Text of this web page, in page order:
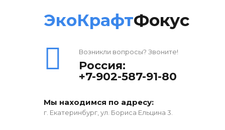
ЭкоКрафтФокус
Возникли вопросы? Звоните!
Россия:
+7-902-587-91-80
Мы находимся по адресу:
г. Екатеринбург, ул. Бориса Ельцина 3.